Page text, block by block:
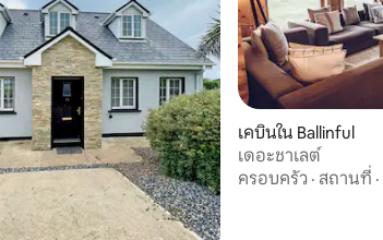
รีวิว
เคบินใน Ballinful
เดอะชาเลต์
ครอบครัว · สถานที่ ·